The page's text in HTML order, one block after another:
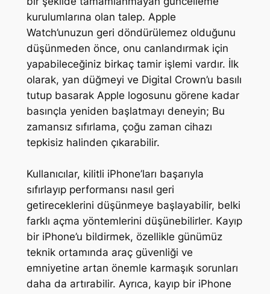
kurulumlarına olan talep. Apple
Watch’unuzun geri döndürülemez olduğunu
düşünmeden önce, onu canlandırmak için
yapabileceğiniz birkaç tamir işlemi vardır. İlk
olarak, yan düğmeyi ve Digital Crown’u basılı
tutup basarak Apple logosunu görene kadar
basınçla yeniden başlatmayı deneyin; Bu
zamansız sıfırlama, çoğu zaman cihazı
tepkisiz halinden çıkarabilir.
Kullanıcılar, kilitli iPhone’ları başarıyla
sıfırlayıp performansı nasıl geri
getireceklerini düşünmeye başlayabilir, belki
farklı açma yöntemlerini düşünebilirler. Kayıp
bir iPhone’u bildirmek, özellikle günümüz
teknik ortamında araç güvenliği ve
emniyetine artan önemle karmaşık sorunları
daha da artırabilir. Ayrıca, kayıp bir iPhone